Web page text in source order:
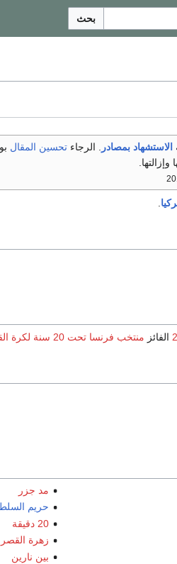
بحث
الاستشهاد بمصادر . الرجاء تحسين المقال
الفائز منتخب فرنسا تحت 20 سنة لكرة القدم
مد جزر
حريم
20 دقيقة
زهرة القصر
بين نارين